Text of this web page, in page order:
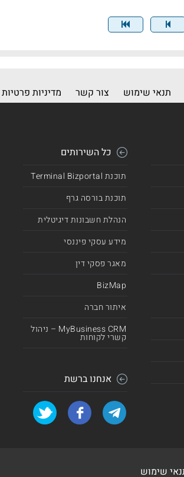
תנאי שימוש צור קשר מדיניות פרטיות
כל השירותים
תוכנת Terminal Bizportal
תוכנת בורסה גרף
הנהלת חשבונות דיגיטלית
מידע עסקי פיננסי
מאגר פסקי דין
BizMap
איתור חברה
MyBusiness CRM – ניהול
קשרי לקוחות
אנחנו ברשת
שימוש